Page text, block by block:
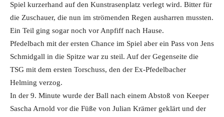
Spiel kurzerhand auf den Kunstrasenplatz verlegt wird. Bitter für
die Zuschauer, die nun im strömenden Regen ausharren mussten.
Ein Teil ging sogar noch vor Anpfiff nach Hause.
Pfedelbach mit der ersten Chance im Spiel aber ein Pass von Jens
Schmidgall in die Spitze war zu steil. Auf der Gegenseite die
TSG mit dem ersten Torschuss, den der Ex-Pfedelbacher
Helming verzog.
In der 9. Minute wurde der Ball nach einem Abstoß von Keeper
Sascha Arnold vor die Füße von Julian Krämer geklärt und der